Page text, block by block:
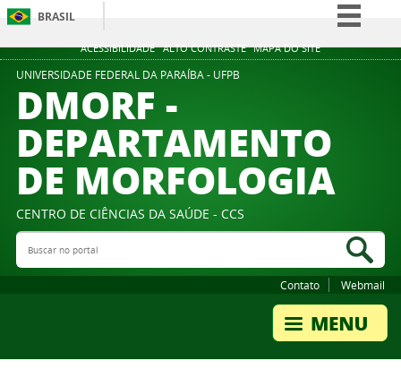
ACESSIBILIDADE ALTO CONTRASTE MAPA DO SITE
BRASIL
Simplifique!
Acesso à informação
Legislação
Canais
UNIVERSIDADE FEDERAL DA PARAÍBA - UFPB
DMORF -
DEPARTAMENTO
DE MORFOLOGIA
CENTRO DE CIÊNCIAS DA SAÚDE - CCS
Buscar no portal
Contato Webmail